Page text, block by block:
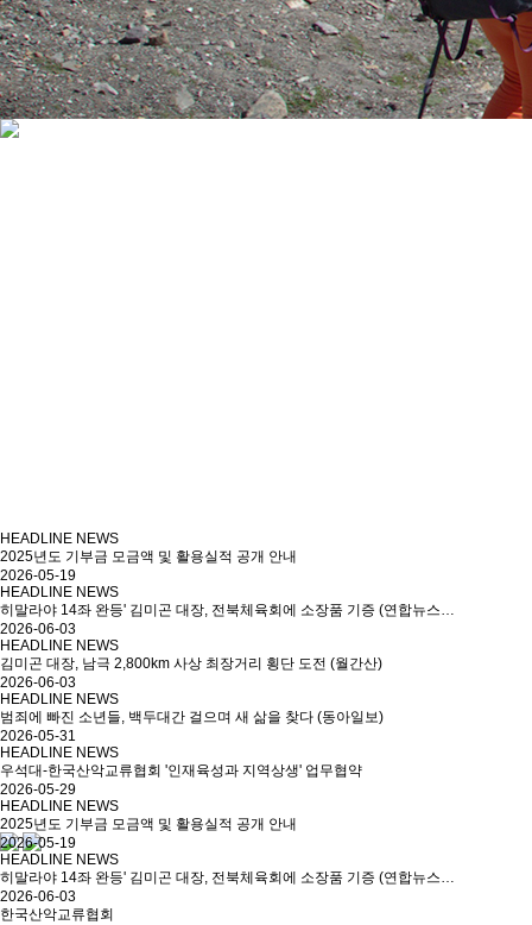
HEADLINE NEWS
2025년도 기부금 모금액 및 활용실적 공개 안내
2026-05-19
HEADLINE NEWS
히말라야 14좌 완등' 김미곤 대장, 전북체육회에 소장품 기증 (연합뉴스…
2026-06-03
HEADLINE NEWS
김미곤 대장, 남극 2,800km 사상 최장거리 횡단 도전 (월간산)
2026-06-03
HEADLINE NEWS
범죄에 빠진 소년들, 백두대간 걸으며 새 삶을 찾다 (동아일보)
2026-05-31
HEADLINE NEWS
우석대-한국산악교류협회 '인재육성과 지역상생' 업무협약
2026-05-29
HEADLINE NEWS
2025년도 기부금 모금액 및 활용실적 공개 안내
2026-05-19
HEADLINE NEWS
히말라야 14좌 완등' 김미곤 대장, 전북체육회에 소장품 기증 (연합뉴스…
2026-06-03
한국산악교류협회